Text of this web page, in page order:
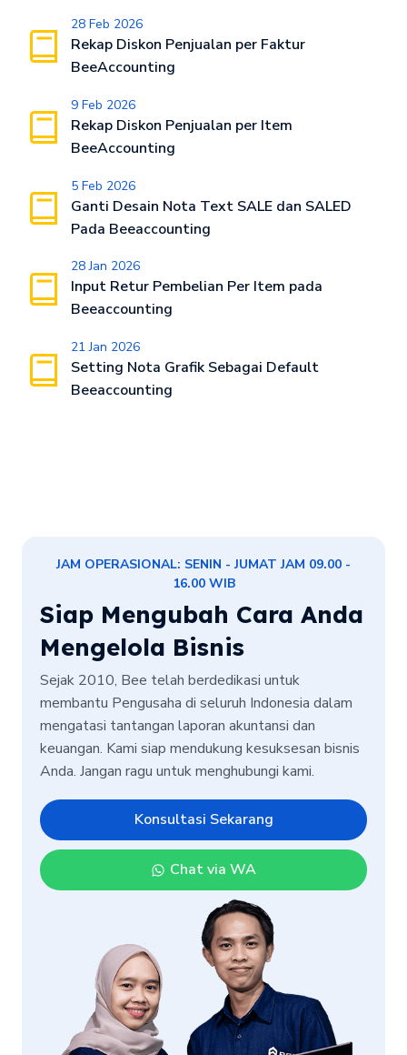
28 Feb 2026
Rekap Diskon Penjualan per Faktur
BeeAccounting
9 Feb 2026
Rekap Diskon Penjualan per Item
BeeAccounting
5 Feb 2026
Ganti Desain Nota Text SALE dan SALED
Pada Beeaccounting
28 Jan 2026
Input Retur Pembelian Per Item pada
Beeaccounting
21 Jan 2026
Setting Nota Grafik Sebagai Default
Beeaccounting
JAM OPERASIONAL: SENIN - JUMAT JAM 09.00 -
16.00 WIB
Siap Mengubah Cara Anda
Mengelola Bisnis
Sejak 2010, Bee telah berdedikasi untuk
membantu Pengusaha di seluruh Indonesia dalam
mengatasi tantangan laporan akuntansi dan
keuangan. Kami siap mendukung kesuksesan bisnis
Anda. Jangan ragu untuk menghubungi kami.
Konsultasi Sekarang
Chat via WA